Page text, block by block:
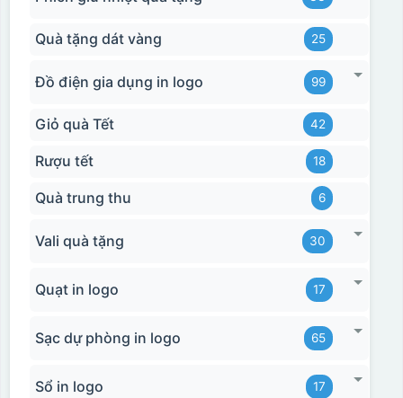
Quà tặng dát vàng 25
Đồ điện gia dụng in logo 99
Giỏ quà Tết 42
Rượu tết 18
Quà trung thu 6
Vali quà tặng 30
Quạt in logo 17
Sạc dự phòng in logo 65
Sổ in logo 17